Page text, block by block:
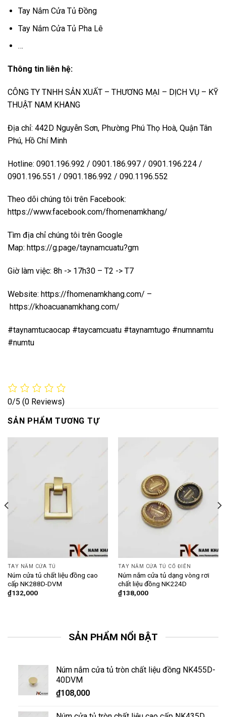
Tay Nắm Cửa Tủ Đồng
Tay Nắm Cửa Tủ Pha Lê
…
Thông tin liên hệ:
CÔNG TY TNHH SẢN XUẤT – THƯƠNG MẠI – DỊCH VỤ – KỸ
THUẬT NAM KHANG
Địa chỉ: 442D Nguyễn Sơn, Phường Phú Thọ Hoà, Quận Tân
Phú, Hồ Chí Minh
Hotline: 0901.196.992 / 0901.186.997 / 0901.196.224 /
0901.196.551 / 0901.186.992 / 090.1196.552
Theo dõi chúng tôi trên Facebook:
https://www.facebook.com/fhomenamkhang/
Tìm địa chỉ chúng tôi trên Google
Map: https://g.page/taynamcuatu?gm
Giờ làm việc: 8h -> 17h30 – T2 -> T7
Website: https://fhomenamkhang.com/ –
https://khoacuanamkhang.com/
#taynamtucaocap #taycamcuatu #taynamtugo #numnamtu
#numtu
0/5 (0 Reviews)
SẢN PHẨM TƯƠNG TỰ
TAY NẮM CỬA TỦ
Núm cửa tủ chất liệu đồng cao
cấp NK288D-DVM
₫132,000
TAY NẮM CỬA TỦ CỔ ĐIỂN
Núm nắm cửa tủ dạng vòng rơi
chất liệu đồng NK224D
₫138,000
SẢN PHẨM NỔI BẬT
Núm nắm cửa tủ tròn chất liệu đồng NK455D-
40DVM
₫108,000